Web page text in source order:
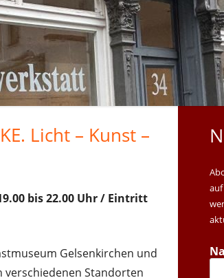
2024
2025
Licht – Kunst –
bis 22.00 Uhr / Eintritt
Gelsenkirchen und
Standorten